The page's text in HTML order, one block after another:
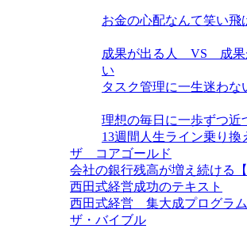
お金の心配なんて笑い飛
成果が出る人 VS 成果
い
タスク管理に一生迷わな
理想の毎日に一歩ずつ近
13週間人生ライン乗り換
ザ コアゴールド
会社の銀行残高が増え続ける【
西田式経営成功のテキスト
西田式経営 集大成プログラム
ザ・バイブル